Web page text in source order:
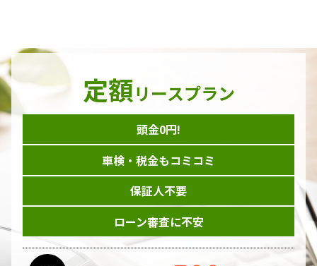
当グループの業務に従事する協力会社様担当者の識別
当グループ内で共同利用する人事関連システムの運用
ダイレクトメール等を利用したアンケート・キャンペーン
などの意見・情報の調査
当ホームページはサービスに関するお問い合わせやご質問、
資料のご請求や各サービス等のお申し込みなど、当ホームペ
ージのサービス提供過程で、氏名、連絡先、勤務先等の個人
情報を書面、電子媒体、ウェブ等を介して収集致します。
委託先の管理･監督
定額リースプラン
頭金0円!
車検・税金もコミコミ
保証人不要
ローン審査に不安